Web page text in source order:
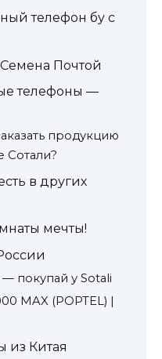
телефон бу с
Почтой
телефоны —
продукцию
Сотали?
в других
мечты!
покупай у Sotali
MAX (POPTEL) |
из Китая